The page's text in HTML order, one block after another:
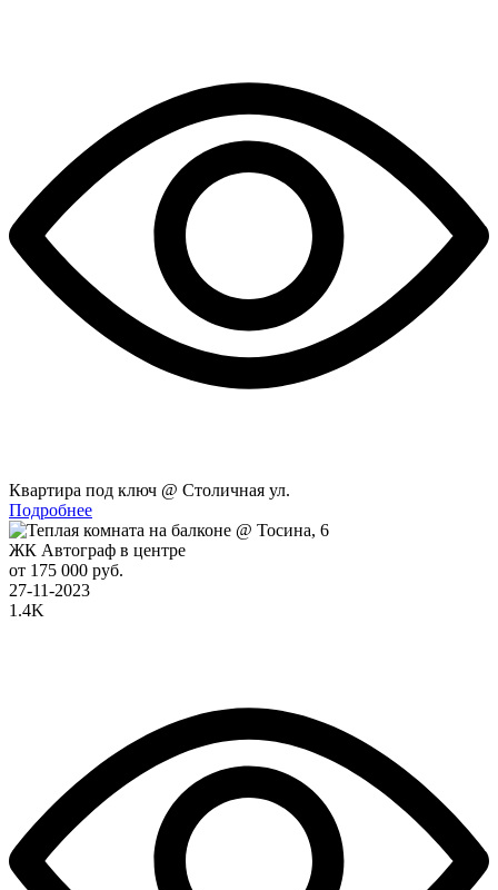
Квартира под ключ @ Столичная ул.
Подробнее
ЖК Автограф в центре
от 175 000 руб.
27-11-2023
1.4K